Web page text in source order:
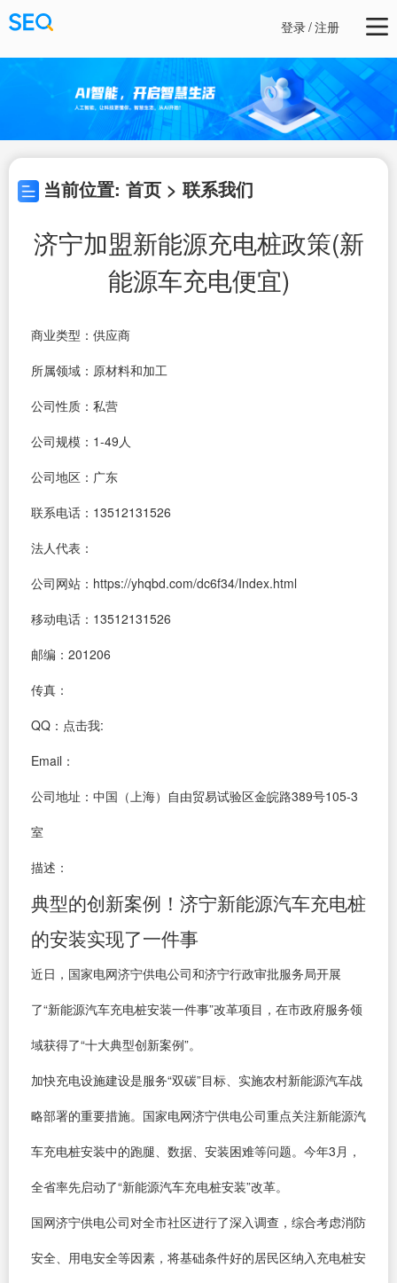
登录/注册
当前位置: 首页 > 联系我们
济宁加盟新能源充电桩政策(新
能源车充电便宜)
商业类型：供应商
所属领域：原材料和加工
公司性质：私营
公司规模：1-49人
公司地区：广东
联系电话：13512131526
法人代表：
公司网站：https://yhqbd.com/dc6f34/Index.html
移动电话：13512131526
邮编：201206
传真：
QQ： 点击我:
Email：
公司地址：中国（上海）自由贸易试验区金皖路389号105-3
室
描述：
典型的创新案例！济宁新能源汽车充电桩
的安装实现了一件事
近日，国家电网济宁供电公司和济宁行政审批服务局开展
了“新能源汽车充电桩安装一件事”改革项目，在市政府服务领
域获得了“十大典型创新案例”。
加快充电设施建设是服务“双碳”目标、实施农村新能源汽车战
略部署的重要措施。国家电网济宁供电公司重点关注新能源汽
车充电桩安装中的跑腿、数据、安装困难等问题。今年3月，
全省率先启动了“新能源汽车充电桩安装”改革。
国网济宁供电公司对全市社区进行了深入调查，综合考虑消防
安全、用电安全等因素，将基础条件好的居民区纳入充电桩安